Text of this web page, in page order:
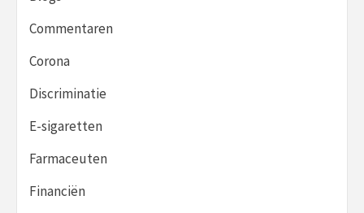
Commentaren
Corona
Discriminatie
E-sigaretten
Farmaceuten
Financiën